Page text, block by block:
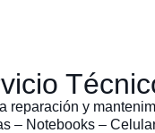
reparación y
– Notebooks –